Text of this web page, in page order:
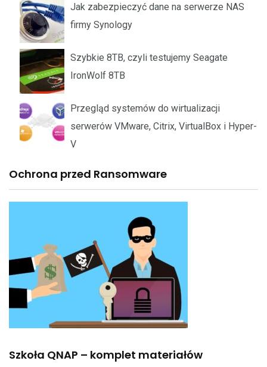
Jak zabezpieczyć dane na serwerze NAS
firmy Synology
Szybkie 8TB, czyli testujemy Seagate
IronWolf 8TB
Przegląd systemów do wirtualizacji
serwerów VMware, Citrix, VirtualBox i Hyper-
V
Ochrona przed Ransomware
Szkoła QNAP – komplet materiałów